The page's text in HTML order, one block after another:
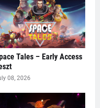
Tales – Early Access
08, 2026